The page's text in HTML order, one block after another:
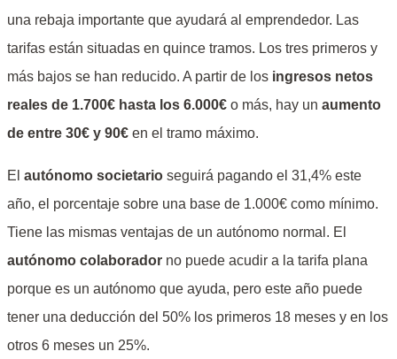
una rebaja importante que ayudará al emprendedor. Las
tarifas están situadas en quince tramos. Los tres primeros y
más bajos se han reducido. A partir de los ingresos netos
reales de 1.700€ hasta los 6.000€ o más, hay un aumento
de entre 30€ y 90€ en el tramo máximo.
El autónomo societario seguirá pagando el 31,4% este
año, el porcentaje sobre una base de 1.000€ como mínimo.
Tiene las mismas ventajas de un autónomo normal. El
autónomo colaborador no puede acudir a la tarifa plana
porque es un autónomo que ayuda, pero este año puede
tener una deducción del 50% los primeros 18 meses y en los
otros 6 meses un 25%.